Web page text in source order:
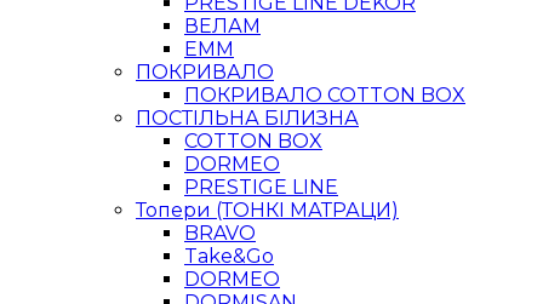
ВЕЛАМ
ЕММ
ПОКРИВАЛО
ПОКРИВАЛО COTTON BOX
ПОСТІЛЬНА БІЛИЗНА
COTTON BOX
DORMEO
PRESTIGE LINE
Топери (ТОНКІ МАТРАЦИ)
BRAVO
Take&Go
DORMEO